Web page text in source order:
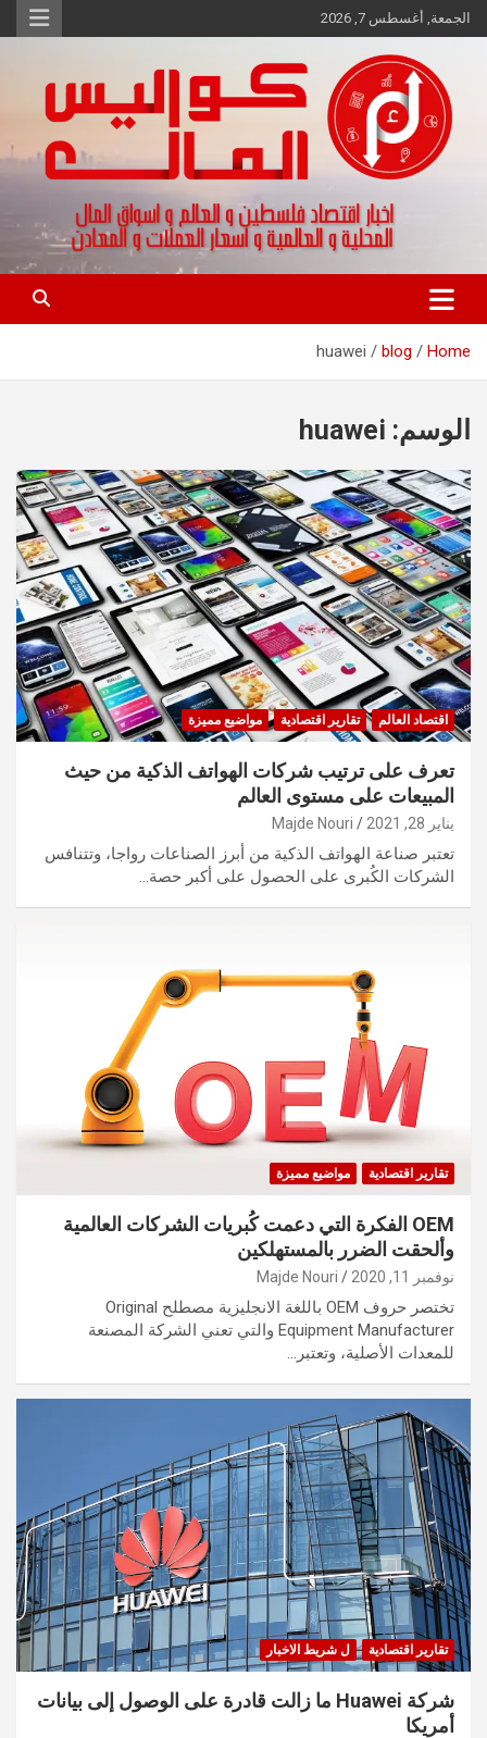
Skip
to
الجمعة, أغسطس 7, 2026
كواليس المال
اخبار اقتصاد فلسطين و العالم و تقارير اسواق المال و العملات
Home
blog
huawei
الوسم: huawei
اقتصاد العالم تقارير اقتصادية مواضيع مميزة
تعرف على ترتيب شركات الهواتف الذكية من حيث
المبيعات على مستوى العالم
يناير 28, 2021 Majde Nouri
تعتبر صناعة الهواتف الذكية من أبرز الصناعات رواجا، وتتنافس
الشركات الكُبرى على الحصول على أكبر حصة…
تقارير اقتصادية مواضيع مميزة
OEM الفكرة التي دعمت كُبريات الشركات العالمية
وألحقت الضرر بالمستهلكين
نوفمبر 11, 2020 Majde Nouri
تختصر حروف OEM باللغة الانجليزية مصطلح Original
Equipment Manufacturer والتي تعني الشركة المصنعة
للمعدات الأصلية، وتعتبر…
تقارير اقتصادية ل شريط الاخبار
شركة Huawei ما زالت قادرة على الوصول إلى بيانات
أمريكا